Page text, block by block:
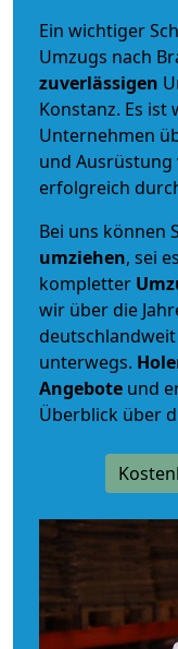
Ein wichtiger
Umzugs nach
zuverlässigen
Konstanz. Es ist
Unternehmen
und
erfolgreich
Bei uns können
umziehen, sei
kompletter
wir über die
unterwegs.
Angebote und
Überblick über